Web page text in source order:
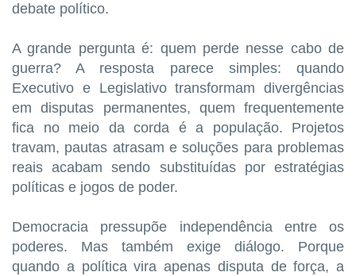
debate político.
A grande pergunta é: quem perde nesse cabo de
guerra? A resposta parece simples: quando
Executivo e Legislativo transformam divergências
em disputas permanentes, quem frequentemente
fica no meio da corda é a população. Projetos
travam, pautas atrasam e soluções para problemas
reais acabam sendo substituídas por estratégias
políticas e jogos de poder.
Democracia pressupõe independência entre os
poderes. Mas também exige diálogo. Porque
quando a política vira apenas disputa de força, a